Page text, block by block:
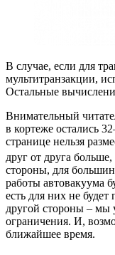
В случае, если для
мультитранзакции,
Остальные
Внимательный
в кортеже остались
странице нельзя
друг от друга
стороны, для
работы автовакуума
есть для них не будет
другой стороны – мы
ограничения. И,
ближайшее время.